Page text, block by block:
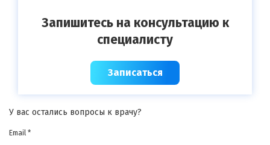
Запишитесь на консультацию к
специалисту
Записаться
У вас остались вопросы к врачу?
Email *